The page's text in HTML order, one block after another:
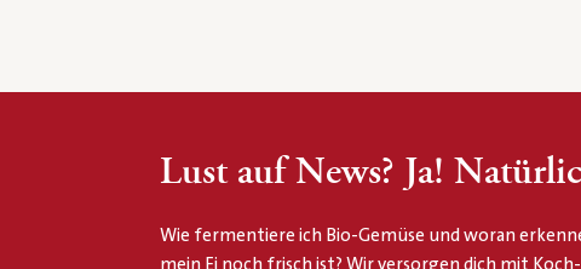
Lust auf News? Ja!
Wie fermentiere ich Bio-Gemüse und woran